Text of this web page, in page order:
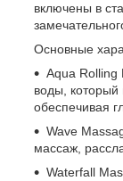
включены в
Основные
Aqua
воды, который
обеспечивая
Wave
массаж,
Waterfall